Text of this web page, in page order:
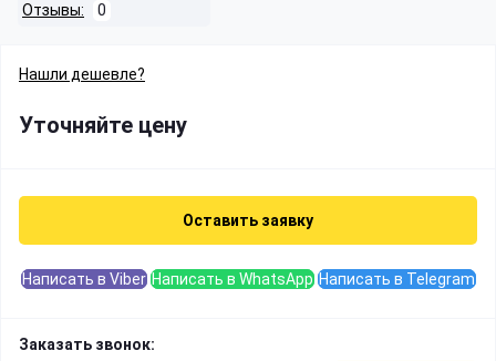
Отзывы: 0
Нашли дешевле?
Уточняйте цену
Оставить заявку
Написать в Viber Написать в WhatsApp Написать в Telegram
Заказать звонок: